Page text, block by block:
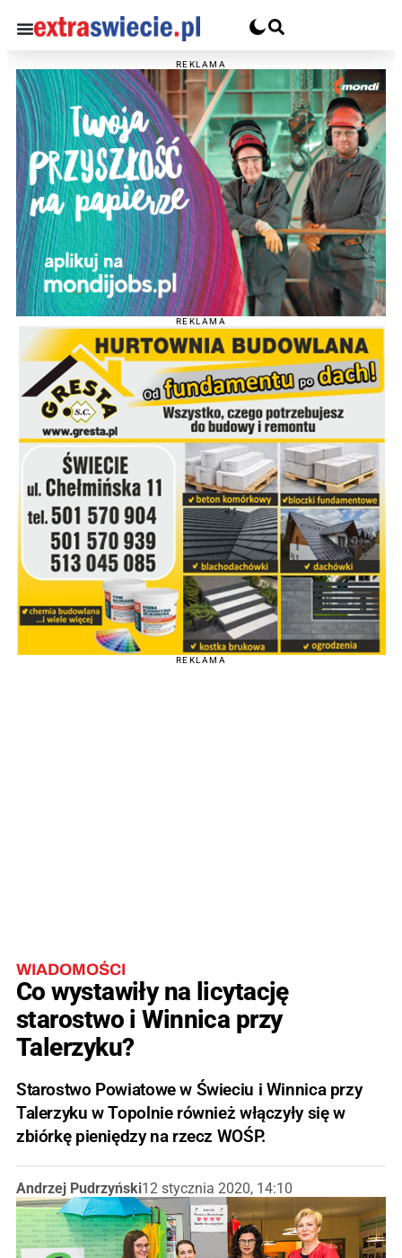
REKLAMA
REKLAMA
REKLAMA
WIADOMOŚCI
Co wystawiły na licytację
starostwo i Winnica przy
Talerzyku?
Starostwo Powiatowe w Świeciu i Winnica przy
Talerzyku w Topolnie również włączyły się w
zbiórkę pieniędzy na rzecz WOŚP.
Andrzej Pudrzyński12 stycznia 2020, 14:10